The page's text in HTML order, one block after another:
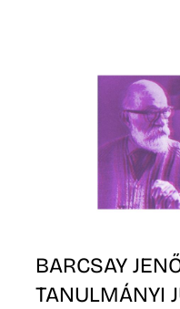
BARCSAY
TANULMÁNYI